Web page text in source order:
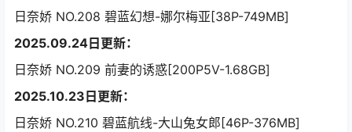
日奈娇 NO.208 碧蓝幻想-娜尔梅亚[38P-749MB]
2025.09.24日更新：
日奈娇 NO.209 前妻的诱惑[200P5V-1.68GB]
2025.10.23日更新：
日奈娇 NO.210 碧蓝航线-大山兔女郎[46P-376MB]